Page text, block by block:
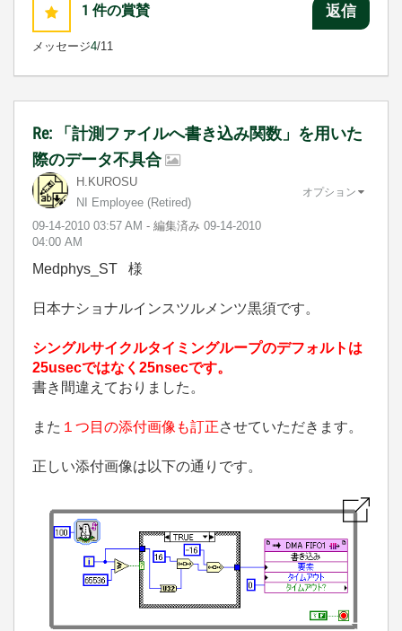
1 件の賞賛
メッセージ4/11
返信
Re: 「計測ファイルへ書き込み関数」を用いた
際のデータ不具合
H.KUROSU
NI Employee (retired)
‎09-14-2010 03:57 AM - 編集済み ‎09-14-2010
04:00 AM
オプション
Medphys_ST 様
日本ナショナルインスツルメンツ黒須です。
シングルサイクルタイミングループのデフォルトは
25usecではなく25nsecです。
書き間違えておりました。
また １つ目の添付画像も訂正させていただきます。
正しい添付画像は以下の通りです。